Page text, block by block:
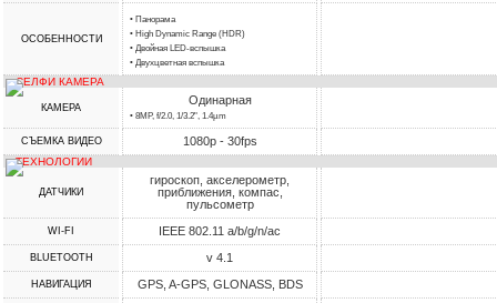
ОСОБЕННОСТИ
• Панорама
• High Dynamic Range (HDR)
• Двойная LED-вспышка
• Двухцветная вспышка
СЕЛФИ КАМЕРА
КАМЕРА
Одинарная
• 8MP, f/2.0, 1/3.2", 1.4µm
СЪЕМКА ВИДЕО 1080p - 30fps
ТЕХНОЛОГИИ
ДАТЧИКИ
гироскоп, акселерометр,
приближения, компас,
пульсометр
WI-FI IEEE 802.11 a/b/g/n/ac
BLUETOOTH v 4.1
НАВИГАЦИЯ GPS, A-GPS, GLONASS, BDS